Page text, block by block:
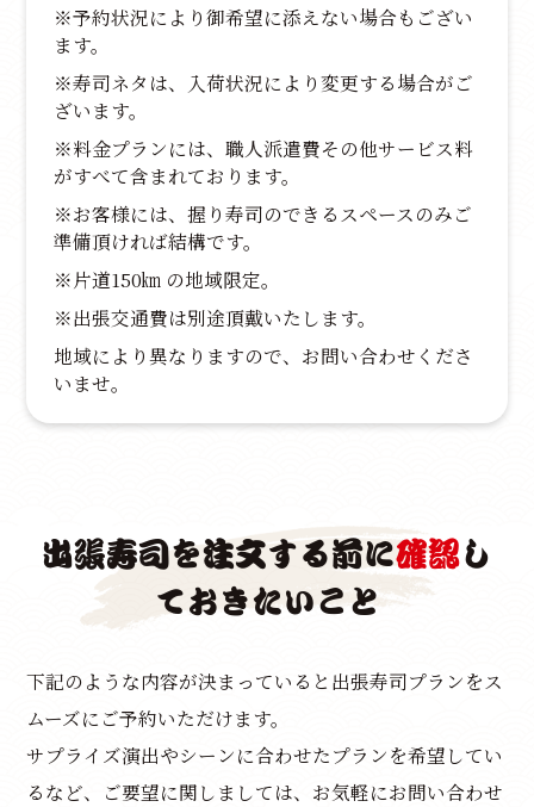
※予約状況により御希望に添えない場合もござい
ます。
※寿司ネタは、入荷状況により変更する場合がご
ざいます。
※料金プランには、職人派遣費その他サービス料
がすべて含まれております。
※お客様には、握り寿司のできるスペースのみご
準備頂ければ結構です。
※片道150㎞ の地域限定。
※出張交通費は別途頂戴いたします。
地域により異なりますので、お問い合わせくださ
いませ。
出張寿司を注文する前に確認し
ておきたいこと
下記のような内容が決まっていると出張寿司プランをス
ムーズにご予約いただけます。
サプライズ演出やシーンに合わせたプランを希望してい
るなど、ご要望に関しましては、お気軽にお問い合わせ